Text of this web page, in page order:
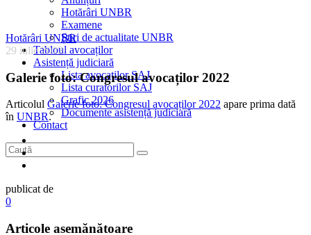
Hotărâri UNBR
Examene
Știri de actualitate UNBR
Tabloul avocaților
Asistență judiciară
Lista avocaților SAJ
Lista curatorilor SAJ
Grafic 2026
Documente asistență judiciară
Contact
Hotărâri UNBR
29 iulie 2022
Galerie foto: Congresul avocaților 2022
Articolul Galerie foto: Congresul avocaților 2022 apare prima dată
în UNBR.
publicat de
0
Articole asemănătoare